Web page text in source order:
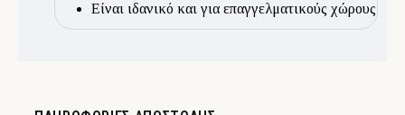
Είναι ιδανικό και για επαγγελματικούς χώρους